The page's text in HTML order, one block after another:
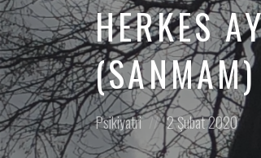
HERKES
(SANMAM)
Posted
in:
Psikiyatri
Posted
on
2 Şubat 2020